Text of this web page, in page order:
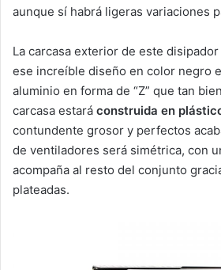
aunque sí habrá ligeras variaciones
La carcasa exterior de este
ese increíble diseño en color negro
aluminio en forma de “Z” que tan
carcasa estará construida en
contundente grosor y perfectos
de ventiladores será simétrica, con
acompaña al resto del conjunto
plateadas.